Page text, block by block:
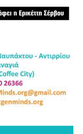
η μεγαλύτερη
περιβάλλον,
Πλεύση”